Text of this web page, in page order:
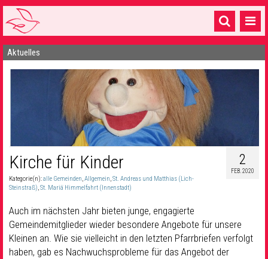
Startseite
16 Gemeinden & mehr
Gottesdienste & Sinnsuche
Gemeinschaft & Soziales
Seelsorge & Kontakt
Aktuelles
2
FEB. 2020
Kirche für Kinder
Kategorie(n):alle Gemeinden,Allgemein,St. Andreas und Matthias (Lich-
Steinstraß),St. Mariä Himmelfahrt (Innenstadt)
Auch im nächsten Jahr bieten junge, engagierte
Gemeindemitglieder wieder besondere Angebote für unsere
Kleinen an. Wie sie vielleicht in den letzten Pfarrbriefen verfolgt
haben, gab es Nachwuchsprobleme für das Angebot der